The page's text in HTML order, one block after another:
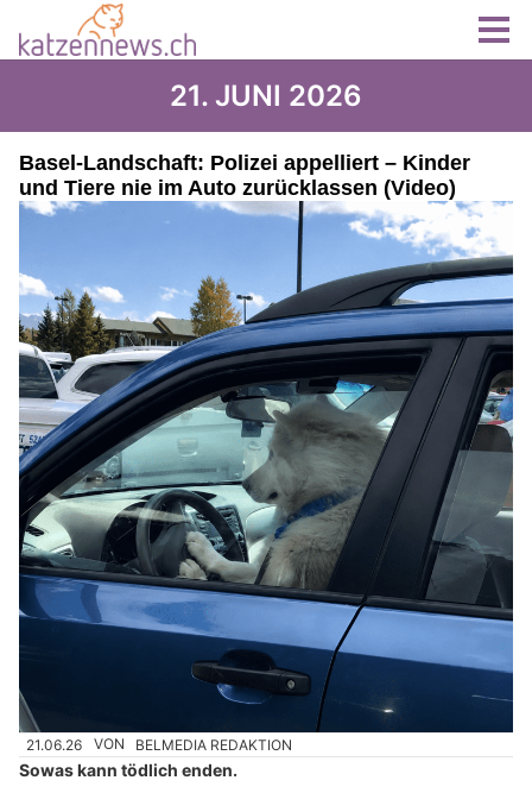
21. JUNI 2026
Basel-Landschaft: Polizei appelliert – Kinder
und Tiere nie im Auto zurücklassen (Video)
21.06.26 VON BELMEDIA REDAKTION
Sowas kann tödlich enden.